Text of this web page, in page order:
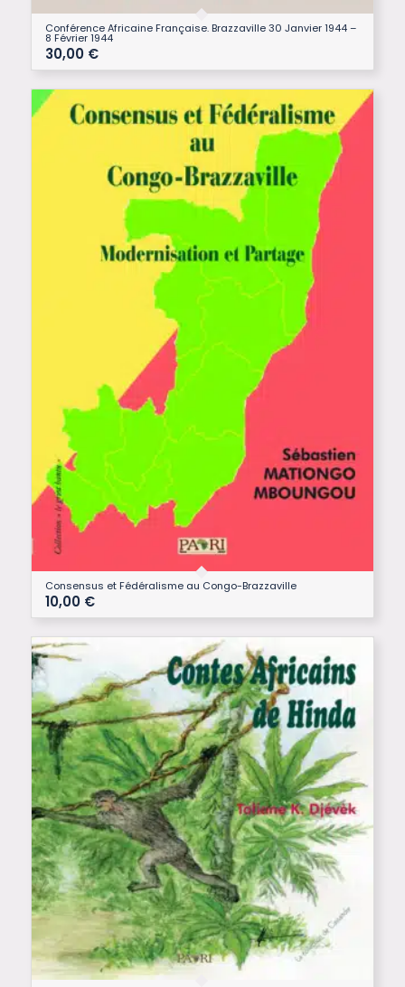
Conférence Africaine Française. Brazzaville 30 Janvier 1944 –
8 Février 1944
30,00 €
Consensus et Fédéralisme au Congo-Brazzaville
10,00 €